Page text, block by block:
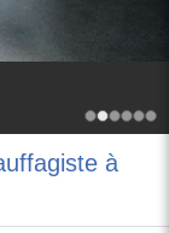
à